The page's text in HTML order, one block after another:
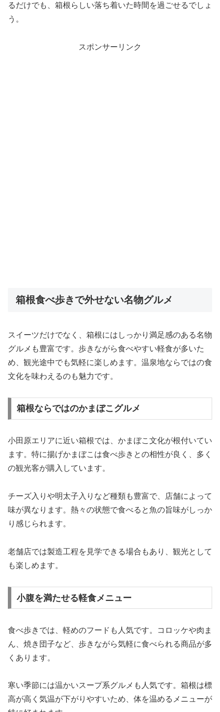
るだけでも、箱根らしい落ち着いた時間を過ごせるでしょ
う。
スポンサーリンク
箱根食べ歩きで外せない名物グルメ
スイーツだけでなく、箱根にはしっかり満足感のある名物
グルメも豊富です。歩きながら食べやすい軽食が多いた
め、観光途中でも気軽に楽しめます。温泉地ならではの食
文化を味わえるのも魅力です。
箱根ならではのかまぼこグルメ
小田原エリアに近い箱根では、かまぼこ文化が根付いてい
ます。特に揚げかまぼこは食べ歩きとの相性が良く、多く
の観光客が購入しています。
チーズ入りや明太子入りなど種類も豊富で、店舗によって
味が異なります。熱々の状態で食べると魚の旨味がしっか
り感じられます。
老舗店では製造工程を見学できる場合もあり、観光として
も楽しめます。
小腹を満たせる軽食メニュー
食べ歩きでは、軽めのフードも人気です。コロッケや肉ま
ん、焼き団子など、歩きながら気軽に食べられる商品が多
くあります。
寒い季節には温かいスープ系グルメも人気です。箱根は標
高が高く気温が下がりやすいため、体を温めるメニューが